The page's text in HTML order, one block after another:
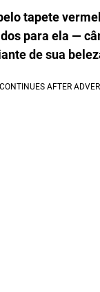
tapete
para ela —
de sua